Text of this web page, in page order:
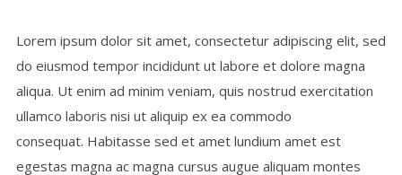
Lorem ipsum dolor sit amet, consectetur adipiscing elit, sed
do eiusmod tempor incididunt ut labore et dolore magna
aliqua. Ut enim ad minim veniam, quis nostrud exercitation
ullamco laboris nisi ut aliquip ex ea commodo
consequat. Habitasse sed et amet lundium amet est
egestas magna ac magna cursus augue aliquam montes